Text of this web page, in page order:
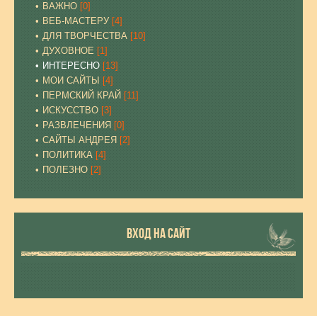
ВАЖНО [0]
ВЕБ-МАСТЕРУ [4]
ДЛЯ ТВОРЧЕСТВА [10]
ДУХОВНОЕ [1]
ИНТЕРЕСНО [13]
МОИ САЙТЫ
[4]
ПЕРМСКИЙ КРАЙ [11]
ИСКУССТВО [3]
РАЗВЛЕЧЕНИЯ [0]
САЙТЫ АНДРЕЯ [2]
ПОЛИТИКА [4]
ПОЛЕЗНО [2]
ВХОД НА САЙТ